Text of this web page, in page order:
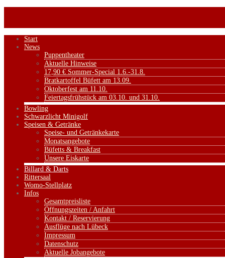
Start
News
Puppentheater
Aktuelle Hinweise
17,90 € Sommer-Special 1.6.-31.8.
Bratkartoffel Büfett am 13.09.
Oktoberfest am 11.10.
Feiertagsfrühstück am 03.10. und 31.10.
Bowling
Schwarzlicht Minigolf
Speisen & Getränke
Speise- und Getränkekarte
Monatsangebote
Büfetts & Breakfast
Unsere Eiskarte
Billard & Darts
Rittersaal
Womo-Stellplatz
Infos
Gesamtpreisliste
Öffnungszeiten / Anfahrt
Kontakt / Reservierung
Ausflüge nach Lübeck
Impressum
Datenschutz
Aktuelle Jobangebote